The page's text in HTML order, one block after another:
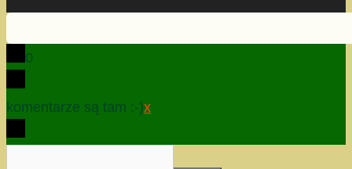
0
komentarze są tam :-)x